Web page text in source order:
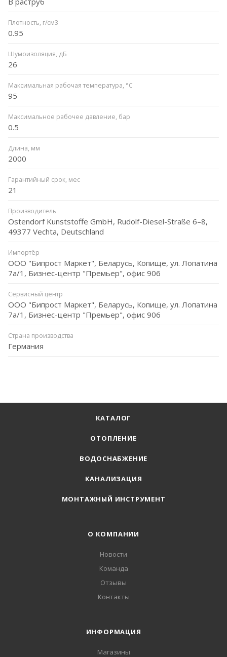
Плотность, г/см3
0.95
Шумоизоляция, дБ
26
Максимальная рабочая температура, °C
95
Максимальное рабочее давление, бар
0.5
Длина, мм
2000
Гарантийный срок, мес
21
Производитель
Ostendorf Kunststoffe GmbH, Rudolf-Diesel-Straße 6–8,
49377 Vechta, Deutschland
Импортёр
ООО "Бипрост Маркет", Беларусь, Копище, ул. Лопатина
7а/1, Бизнес-центр "Премьер", офис 906
Сервисный центр
ООО "Бипрост Маркет", Беларусь, Копище, ул. Лопатина
7а/1, Бизнес-центр "Премьер", офис 906
Страна производства
Германия
КАТАЛОГ
ОТОПЛЕНИЕ
ВОДОСНАБЖЕНИЕ
КАНАЛИЗАЦИЯ
МОНТАЖНЫЙ ИНСТРУМЕНТ
О КОМПАНИИ
Новости
Команда
Отзывы
Контакты
ИНФОРМАЦИЯ
Магазины